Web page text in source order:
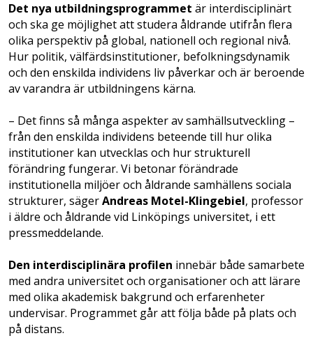
Det nya utbildningsprogrammet är interdisciplinärt
och ska ge möjlighet att studera åldrande utifrån flera
olika perspektiv på global, nationell och regional nivå.
Hur politik, välfärdsinstitutioner, befolkningsdynamik
och den enskilda individens liv påverkar och är beroende
av varandra är utbildningens kärna.
– Det finns så många aspekter av samhällsutveckling –
från den enskilda individens beteende till hur olika
institutioner kan utvecklas och hur strukturell
förändring fungerar. Vi betonar förändrade
institutionella miljöer och åldrande samhällens sociala
strukturer, sägerAndreas Motel-Klingebiel, professor
i äldre och åldrande vid Linköpings universitet, i ett
pressmeddelande.
Den interdisciplinära profilen innebär både samarbete
med andra universitet och organisationer och att lärare
med olika akademisk bakgrund och erfarenheter
undervisar. Programmet går att följa både på plats och
på distans.